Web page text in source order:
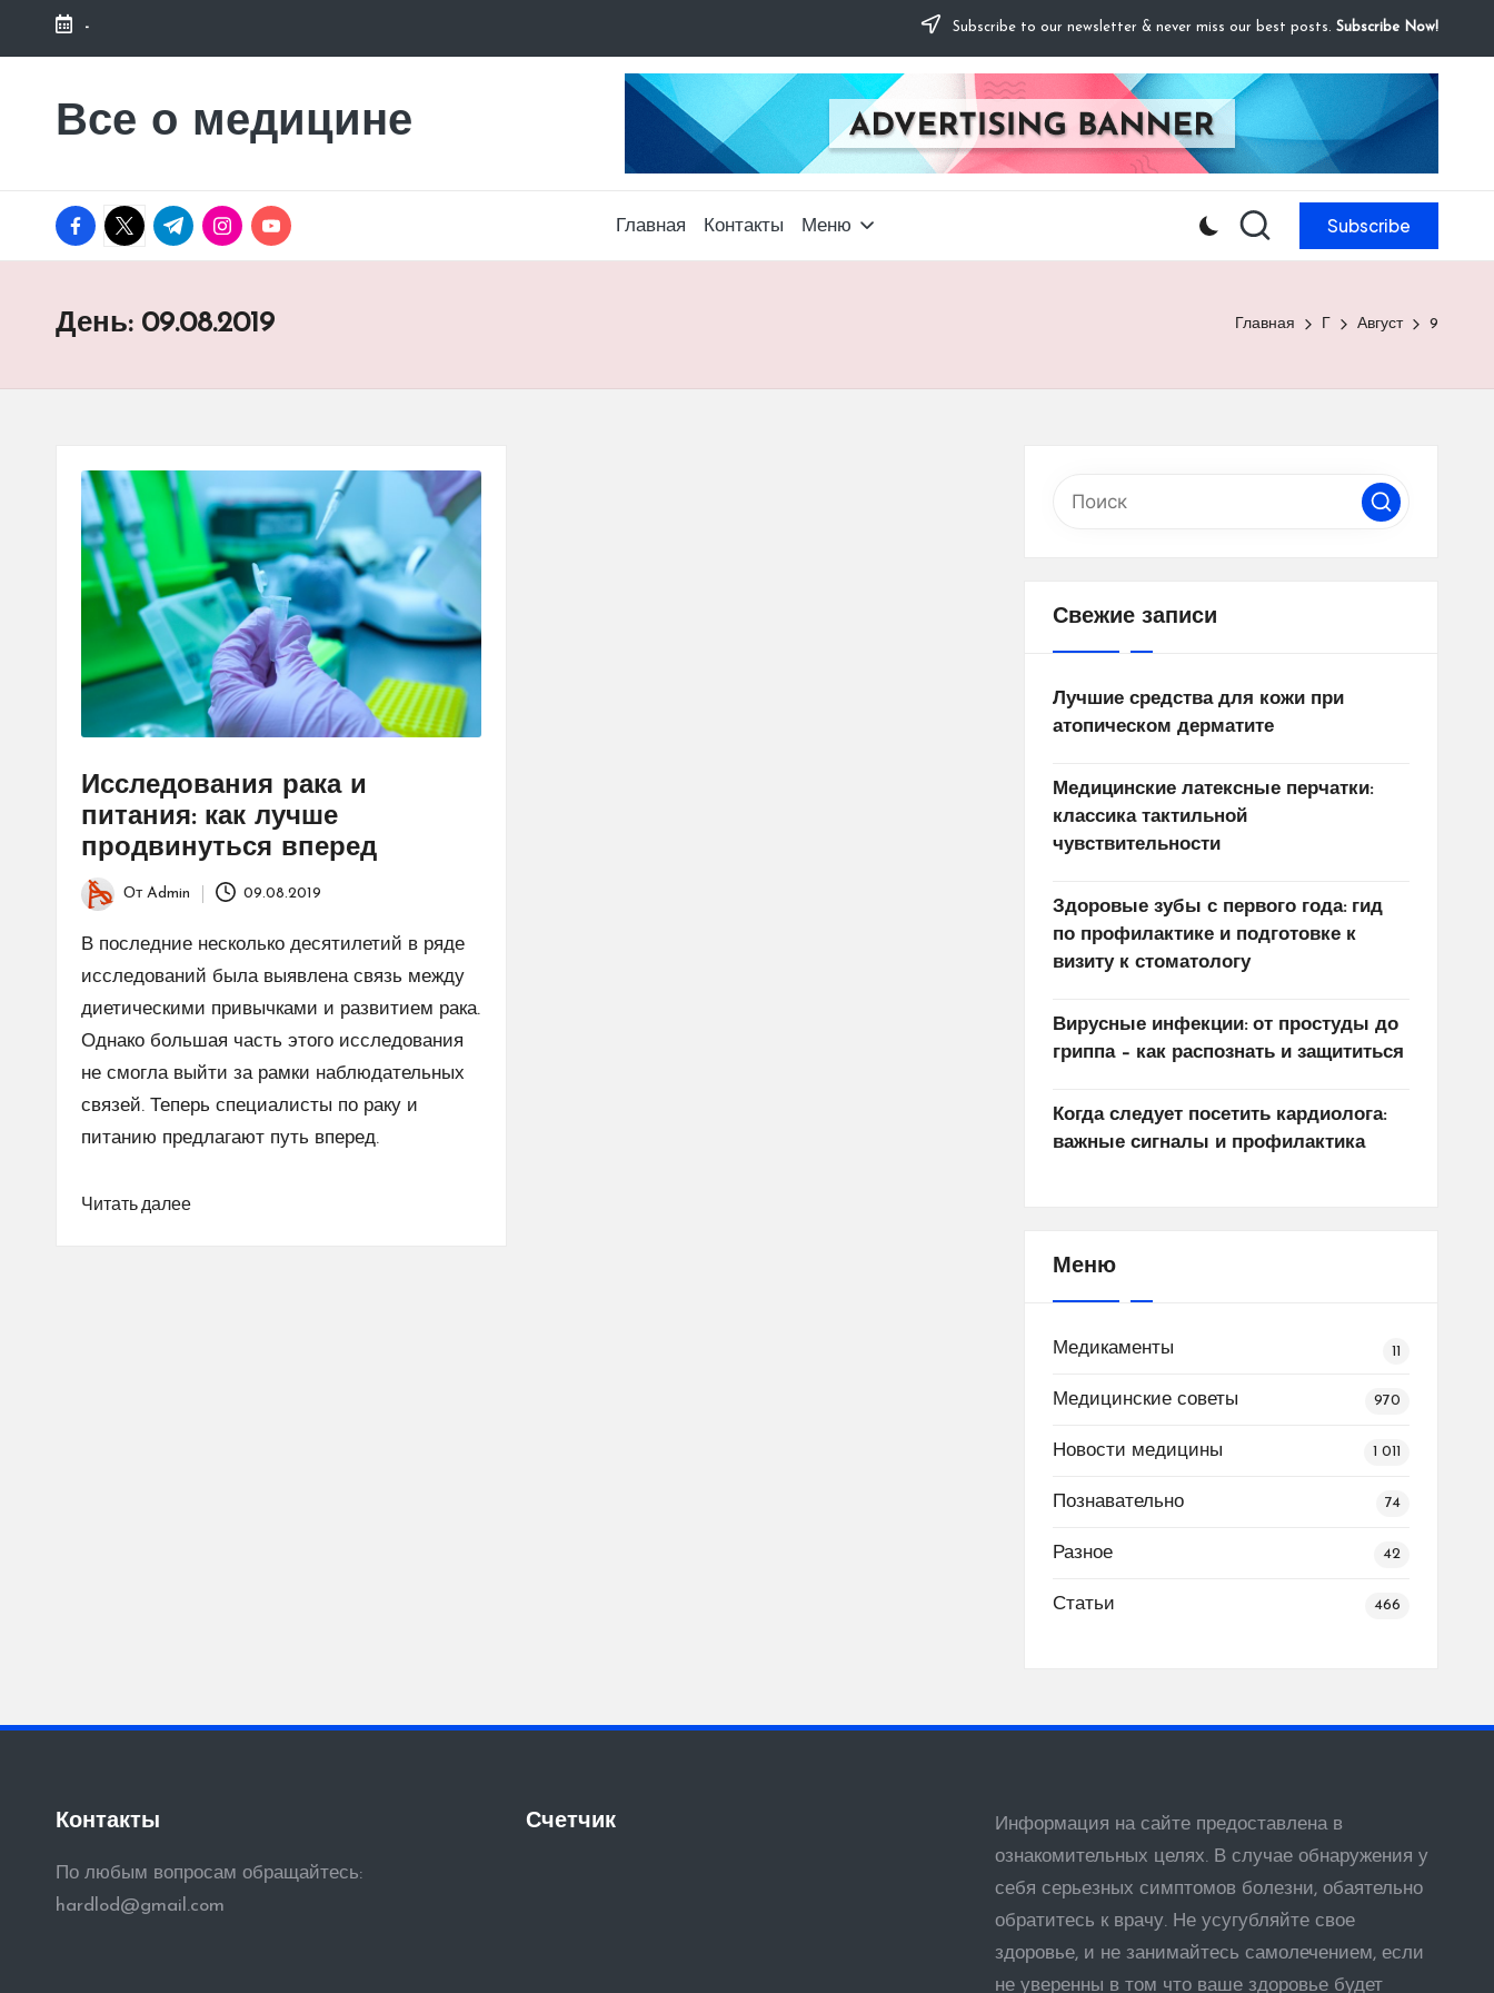
Перейти
содержимому
- Subscribe to our newsletter & never miss our best posts. Subscribe Now!
Все о медицине
Лечитесь
facebook.com
twitter.com
t.me instagram.com
youtube.com Главная Контакты Меню Subscribe
День: 09.08.2019 Главная Г Август 9
Исследования рака и
питания: как лучше
продвинуться вперед
Запись
от
От Admin 09.08.2019
В последние несколько десятилетий в ряде
исследований была выявлена ​​связь между
диетическими привычками и развитием рака.
Однако большая часть этого исследования
не смогла выйти за рамки наблюдательных
связей. Теперь специалисты по раку и
питанию предлагают путь вперед.
Читать далее
Свежие записи
Лучшие средства для кожи при
атопическом дерматите
Медицинские латексные перчатки:
классика тактильной
чувствительности
Здоровые зубы с первого года: гид
по профилактике и подготовке к
визиту к стоматологу
Вирусные инфекции: от простуды до
гриппа – как распознать и защититься
Когда следует посетить кардиолога:
важные сигналы и профилактика
Меню
Медикаменты 11
Медицинские советы 970
Новости медицины 1 011
Познавательно 74
Разное 42
Статьи 466
Контакты
По любым вопросам обращайтесь:
hardlod@gmail.com
Счетчик
Информация на сайте предоставлена в
ознакомительных целях. В случае обнаружения у
себя серьезных симптомов болезни, обаятельно
обратитесь к врачу. Не усугубляйте свое
здоровье, и не занимайтесь самолечением, если
не уверенны в том что ваше здоровье будет